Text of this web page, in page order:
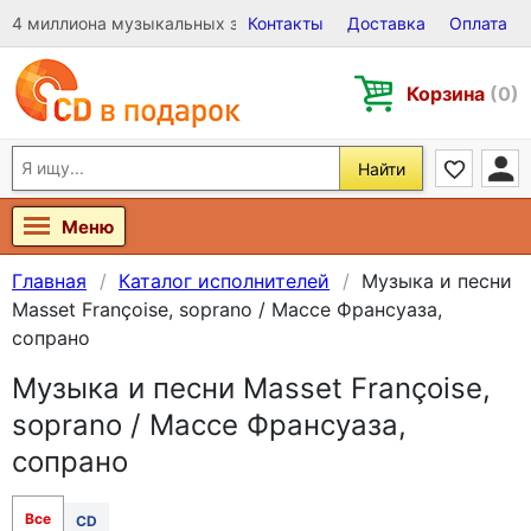
4 миллиона музыкальных записей на Виниле, CD и DVD
Контакты Доставка Оплата
Корзина (0)
Найти
Меню
Главная Каталог исполнителей
Музыка и песни
Masset Françoise, soprano / Массе Франсуаза,
сопрано
Музыка и песни Masset Françoise,
soprano / Массе Франсуаза,
сопрано
Все CD